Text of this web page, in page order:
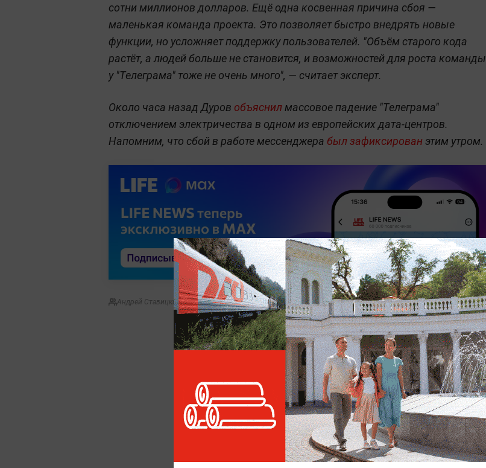
сотни миллионов долларов. Ещё одна косвенная причина сбоя —
маленькая команда проекта. Это позволяет быстро внедрять новые
функции, но усложняет поддержку пользователей. "Объём старого кода
растёт, а людей больше не становится, и возможностей для роста команды
у "Телеграма" тоже не очень много", — считает эксперт.
Около часа назад Дуров объяснил массовое падение "Телеграма"
отключением электричества в одном из европейских дата-центров.
Напомним, что сбой в работе мессенджера был зафиксирован этим утром.
Андрей Ставицкий